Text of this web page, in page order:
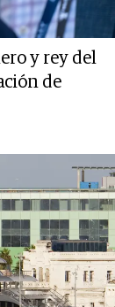
y rey del
de